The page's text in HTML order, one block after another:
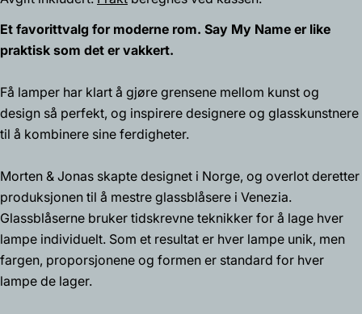
Et favorittvalg for moderne rom. Say My Name er like
praktisk som det er vakkert.
Få lamper har klart å gjøre grensene mellom kunst og
design så perfekt, og inspirere designere og glasskunstnere
til å kombinere sine ferdigheter.
Morten & Jonas skapte designet i Norge, og overlot deretter
produksjonen til å mestre glassblåsere i Venezia.
Glassblåserne bruker tidskrevne teknikker for å lage hver
lampe individuelt. Som et resultat er hver lampe unik, men
fargen, proporsjonene og formen er standard for hver
lampe de lager.
Spør et spørsmål
Navnet
ditt
Din
epost